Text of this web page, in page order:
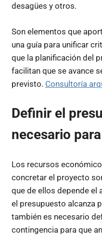
desagües y otros.
Son elementos que
una guía para unificar
que la planificación del
facilitan que se avance
previsto. Consultoría
Definir el
necesario
Los recursos
concretar el proyecto
que de ellos depende el
el presupuesto alcanza
también es necesario
contingencia para que